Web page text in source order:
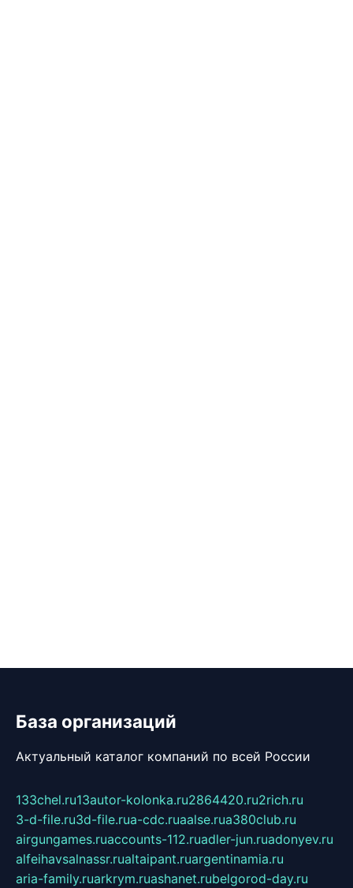
База организаций
Актуальный каталог компаний по всей России
133chel.ru13autor-kolonka.ru2864420.ru2rich.ru
3-d-file.ru3d-file.rua-cdc.ruaalse.rua380club.ru
airgungames.ruaccounts-112.ruadler-jun.ruadonyev.ru
alfeihavsalnassr.rualtaipant.ruargentinamia.ru
aria-family.ruarkrym.ruashanet.rubelgorod-day.ru